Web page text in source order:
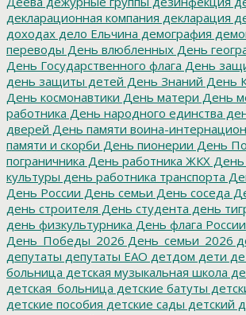
декларационная компания декларация
доходах дело Ельчина демография
переводы День влюбленных День
День Государственного флага День
день защиты детей День Знаний День
День космонавтики День матери День
работника День народного единства
дверей День памяти воина-
памяти и скорби День пионерии День
пограничника День работника ЖКХ День
культуры день работника транспорта
День России День семьи День соседа
день строителя День студента день
день физкультурника День флага России
День_Победы_2026 День_семьи_2026
депутаты депутаты ЕАО детдом дети
больница детская музыкальная школа
детская_больница детские батуты
детские пособия детские сады детский